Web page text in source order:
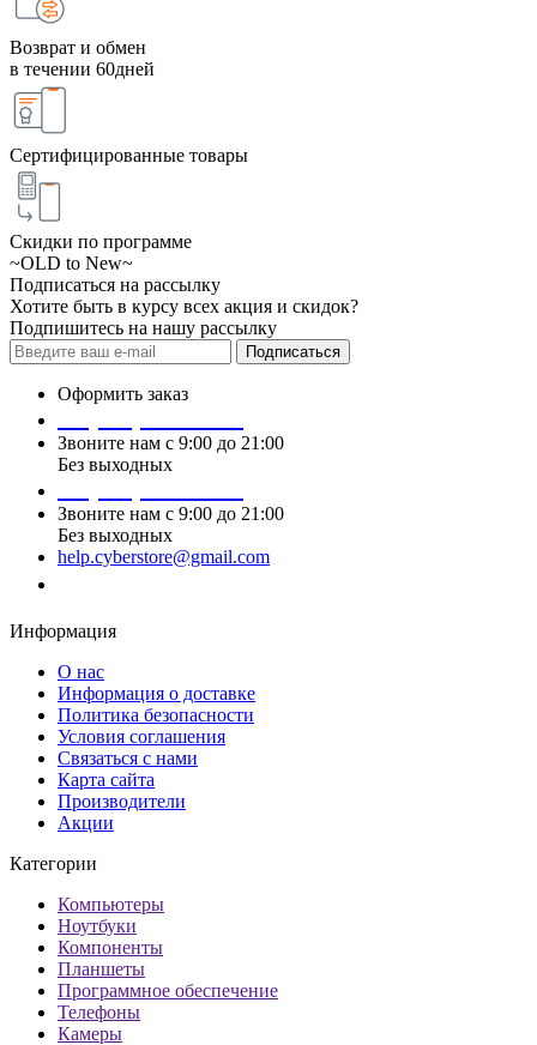
Возврат и обмен
в течении 60дней
Сертифицированные товары
Скидки по программе
~OLD to New~
Подписаться на рассылку
Хотите быть в курсу всех акция и скидок?
Подпишитесь на нашу рассылку
Подписаться
Оформить заказ
Звоните нам с 9:00 до 21:00
Без выходных
Звоните нам с 9:00 до 21:00
Без выходных
help.cyberstore@gmail.com
Информация
О нас
Информация о доставке
Политика безопасности
Условия соглашения
Связаться с нами
Карта сайта
Производители
Акции
Категории
Компьютеры
Ноутбуки
Компоненты
Планшеты
Программное обеспечение
Телефоны
Камеры